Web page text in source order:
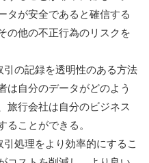
タが安全であると確信する
の他の不正行為のリスクを
の記録を透明性のある方法
は自分のデータがどのよう
旅行会社は自分のビジネス
ることができる。
処理をより効率的にするこ